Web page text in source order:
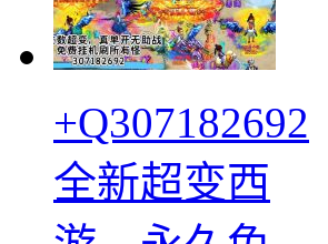
+Q307182692
全新超变西